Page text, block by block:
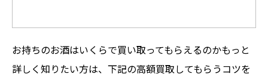
お持ちのお酒はいくらで買い取ってもらえるのかもっと
詳しく知りたい方は、下記の高額買取してもらうコツを